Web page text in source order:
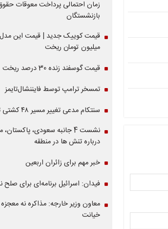
زمان احتمالی پرداخت معوقات
بازنشستگان
میلیون تومان ریخت
قیمت گوسفند زنده 30 درصد ریخت
تمسخر ترامپ توسط فایننشال‌تایمز
سنتکام مدعی تغییر مسیر ۴۸ کشتی تجاری شد
نشست 4 جانبه سعودی،
درباره تنش ها در منطقه
خبر مهم برای زائران اربعین
فیدان: اسرائیل برنامه‌ای برای صلح
معاون وزیر خارجه: مذاکره نه
خیانت